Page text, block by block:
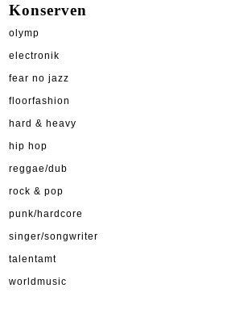
Konserven
olymp
electronik
fear no jazz
floorfashion
hard & heavy
hip hop
reggae/dub
rock & pop
punk/hardcore
singer/songwriter
talentamt
worldmusic